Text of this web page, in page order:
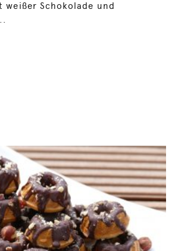
Schokolade und